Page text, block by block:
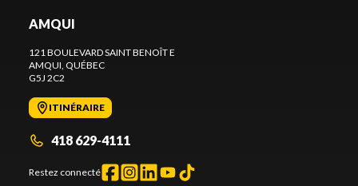
AMQUI
121 BOULEVARD SAINT BENOÎT E
AMQUI, QUÉBEC
G5J 2C2
ITINÉRAIRE
418 629-4111
Restez connecté